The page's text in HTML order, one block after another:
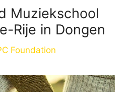
Muziekschool
Rije in Dongen
Foundation